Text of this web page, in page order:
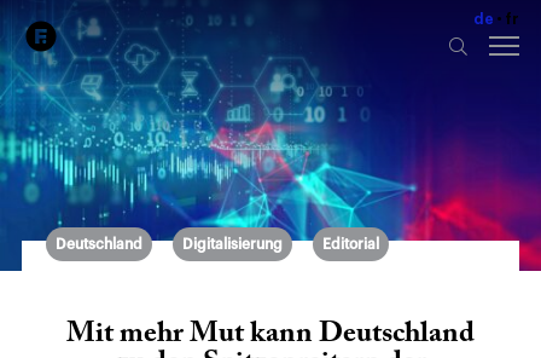
de fr
Deutschland Digitalisierung Editorial
Mit mehr Mut kann Deutschland